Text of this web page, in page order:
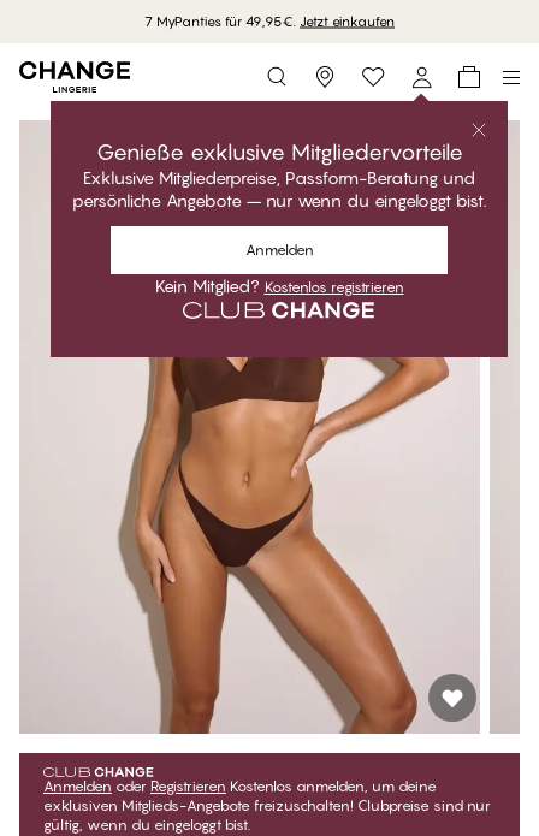
7 MyPanties für 49,95€. Jetzt einkaufen
Storefinder
Genieße exklusive Mitgliedervorteile
Exklusive Mitgliederpreise, Passform-Beratung und
persönliche Angebote – nur wenn du eingeloggt bist.
Anmelden
Kein Mitglied? Kostenlos registrieren
Anmelden oder Registrieren Kostenlos anmelden, um deine
exklusiven Mitglieds-Angebote freizuschalten! Clubpreise sind nur
gültig, wenn du eingeloggt bist.